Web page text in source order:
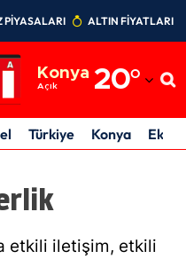
PİYASALARI ALTIN FİYATLARI
Konya
Açık 20°
Adıyaman
Afyonkarahisar
Ankara
Türkiye Konya
etkili iletişim, etkili